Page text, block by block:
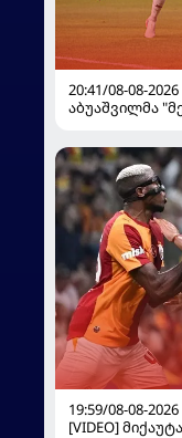
20:41/08-08-2026
აბუაშვილმა
19:59/08-08-2026
[VIDEO]